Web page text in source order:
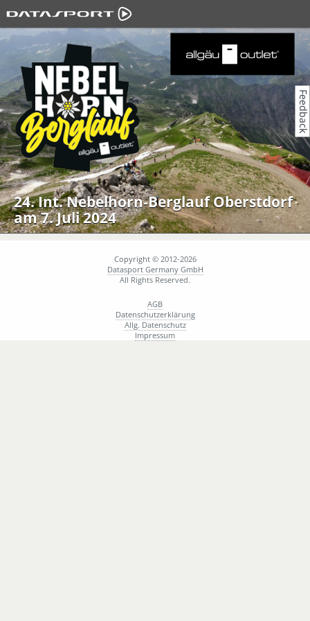
24. Int. Nebelhorn-Berglauf Oberstdorf
am 7. Juli 2024
Copyright © 2012-2026
Datasport Germany GmbH
All Rights Reserved.
AGB
Datenschutzerklärung
Allg. Datenschutz
Impressum
Feedback